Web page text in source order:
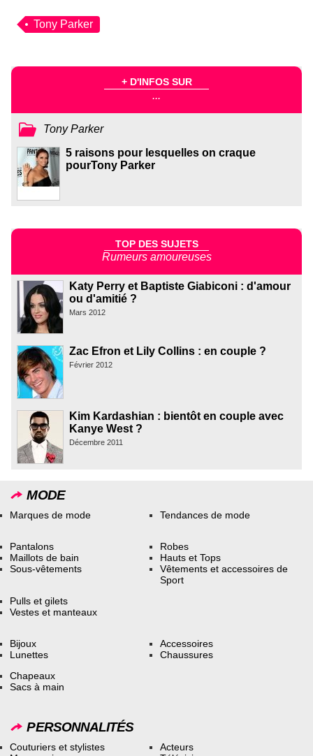
Tony Parker
+ D'INFOS SUR
...
Tony Parker
5 raisons pour lesquelles on craque
pourTony Parker
TOP DES SUJETS
Rumeurs amoureuses
Katy Perry et Baptiste Giabiconi : d'amour
ou d'amitié ?
Mars 2012
Zac Efron et Lily Collins : en couple ?
Février 2012
Kim Kardashian : bientôt en couple avec
Kanye West ?
Décembre 2011
MODE
Marques de mode Tendances de mode
Pantalons
Maillots de bain
Sous-vêtements
Robes
Hauts et Tops
Vêtements et accessoires de
Sport
Pulls et gilets
Vestes et manteaux
Bijoux
Lunettes
Accessoires
Chaussures
Chapeaux
Sacs à main
PERSONNALITÉS
Couturiers et stylistes
Acteurs